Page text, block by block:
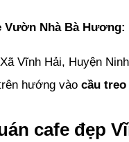
Vườn Nhà Bà Hương:
Vĩnh Hải, Huyện
hướng vào cầu treo
cafe đẹp